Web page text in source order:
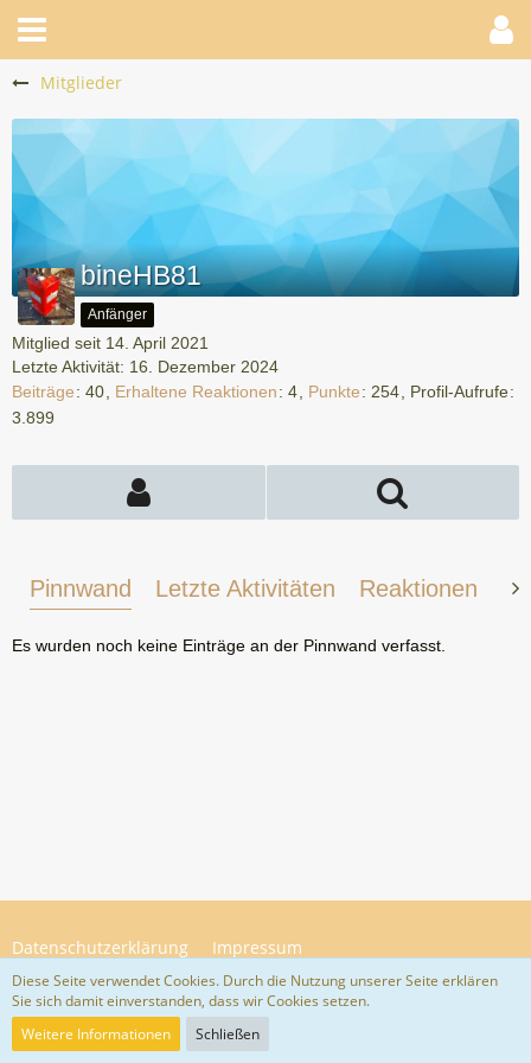
Mitglieder
bineHB81
Anfänger
Mitglied seit 14. April 2021
Letzte Aktivität: 16. Dezember 2024
Beiträge
40 Erhaltene Reaktionen 4 Punkte 254
Profil-Aufrufe
3.899
Pinnwand Letzte Aktivitäten Reaktionen
Es wurden noch keine Einträge an der Pinnwand verfasst.
Datenschutzerklärung Impressum
Community-Software:
Diese Seite verwendet Cookies. Durch die Nutzung unserer Seite erklären
Sie sich damit einverstanden, dass wir Cookies setzen.
Weitere Informationen
Schließen